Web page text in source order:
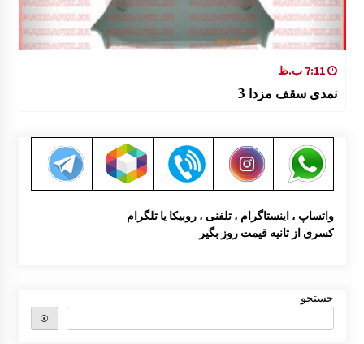
7:11 ب.ظ
نمدی سقف مزدا 3
واتساپ ، اینستاگرام ، تلفنی ، روبیکا یا تلگرام
کسری از ثانیه قیمت روز بگیر
جستجو
⦿